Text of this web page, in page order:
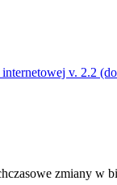
v. 2.2
zmiany w